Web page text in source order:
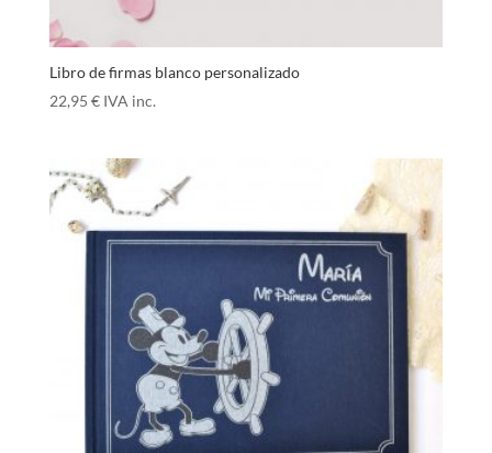
Libro de firmas blanco personalizado
22,95 € IVA inc.